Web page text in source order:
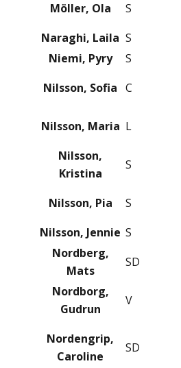
Möller, Ola S
Naraghi, Laila S
Niemi, Pyry
S
Nilsson, Sofia C
Nilsson, Maria L
Nilsson,
Kristina
S
Nilsson, Pia S
Nilsson, Jennie S
Nordberg,
Mats
SD
Nordborg,
Gudrun
V
Nordengrip,
Caroline
SD